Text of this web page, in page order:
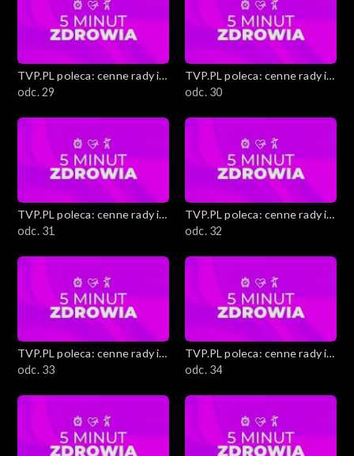
TVP.PL poleca: cenne rady i
ciekawostki
odc. 29
TVP.PL poleca: cenne rady i
ciekawostki
odc. 30
TVP.PL poleca: cenne rady i
ciekawostki
odc. 31
TVP.PL poleca: cenne rady i
ciekawostki
odc. 32
TVP.PL poleca: cenne rady i
ciekawostki
odc. 33
TVP.PL poleca: cenne rady i
ciekawostki
odc. 34